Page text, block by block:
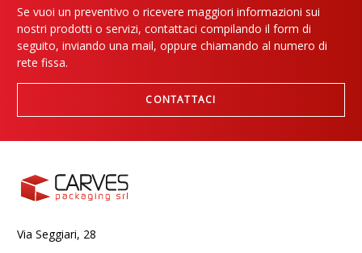
Se vuoi un preventivo o ricevere maggiori informazioni sui
nostri prodotti o servizi, contattaci compilando il form di
seguito, inviando una mail, oppure chiamando al numero di
rete fissa.
CONTATTACI
Via Seggiari, 28